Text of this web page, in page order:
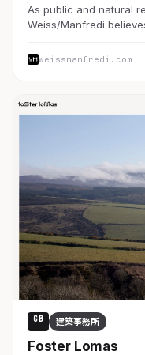
As public and natural
Weiss/Manfredi
weissmanfredi.com
GB 建築事務所
Foster Lomas